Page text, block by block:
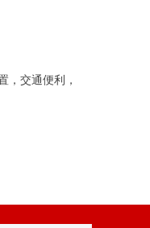
，交通便利，